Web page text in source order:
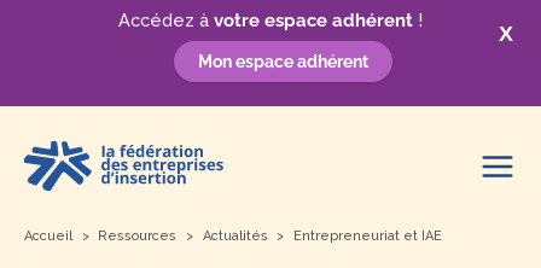
X
Accédez à votre espace adhérent !
Mon espace adhérent
contenu
Accueil Ressources Actualités Entrepreneuriat et IAE